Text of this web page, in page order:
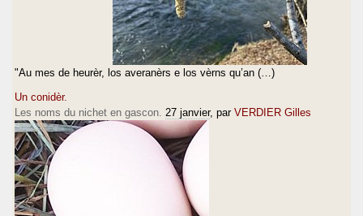
"Au mes de heurèr, los averanèrs e los vèrns qu’an (…)
Un conidèr.
Les noms du nichet en gascon. 27 janvier, par VERDIER Gilles